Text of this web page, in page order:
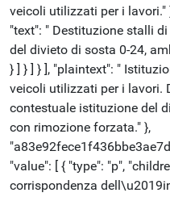
veicoli utilizzati per i lavori."
"text": " Destituzione stalli
del divieto di sosta 0-24,
} ] } ] } ], "plaintext": "
veicoli utilizzati per i lavori.
contestuale istituzione del
con rimozione forzata." },
"value": [ { "type": "p",
corrispondenza